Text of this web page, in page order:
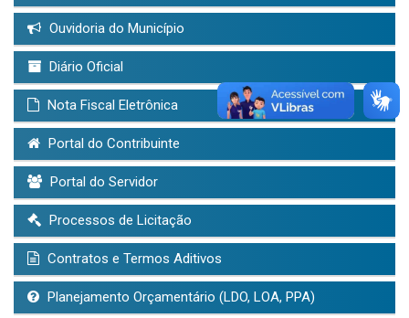
Ouvidoria do Município
Diário Oficial
Nota Fiscal Eletrônica
Portal do Contribuinte
Portal do Servidor
Processos de Licitação
Contratos e Termos Aditivos
Planejamento Orçamentário (LDO, LOA, PPA)